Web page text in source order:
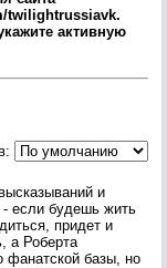
twilightrussiavk.
активную
и
- если будешь жить
придет и
а Роберта
фанатской базы, но